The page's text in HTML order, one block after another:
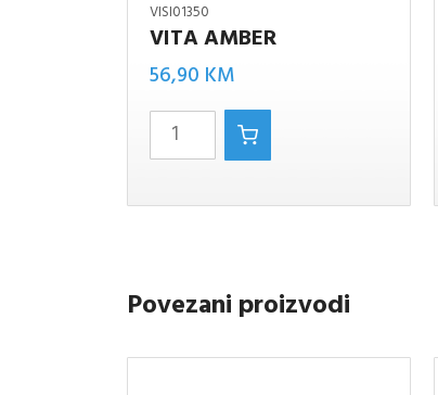
VISI01350
VITA AMBER
56,90 KM
Vita
amber
količina
Povezani proizvodi